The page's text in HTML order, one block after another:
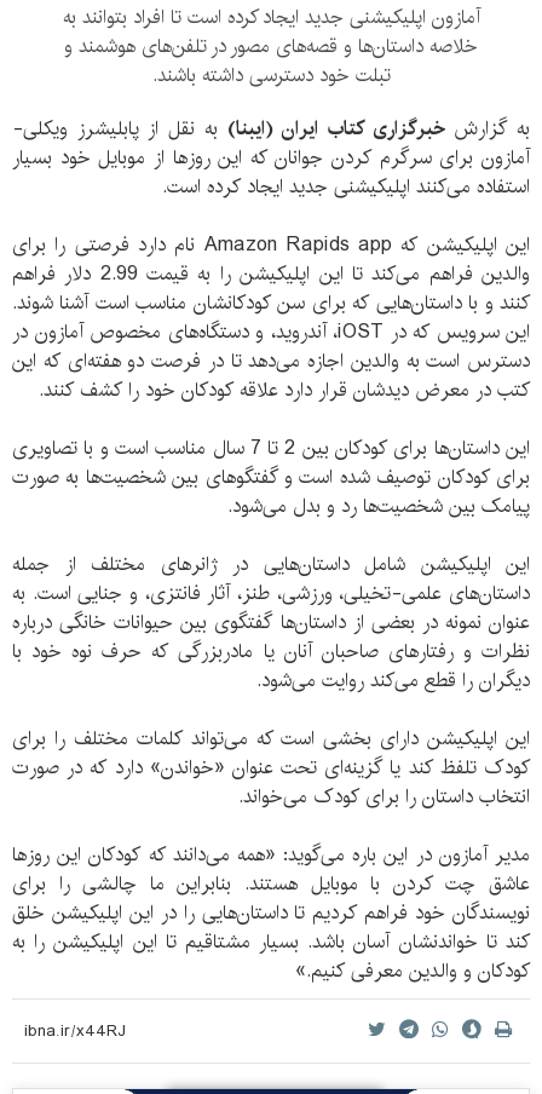
آمازون اپلیکیشنی جدید ایجاد کرده است تا افراد بتوانند به
خلاصه داستان‌ها و قصه‌های مصور در تلفن‌های هوشمند و
تبلت خود دسترسی داشته باشند.
به گزارشخبرگزاری کتاب ایران (ایبنا) به نقل از پابلیشرز ویکلی-
آمازون برای سرگرم کردن جوانان که این روزها از موبایل خود بسیار
استفاده می‌کنند اپلیکیشنی جدید ایجاد کرده است.
این اپلیکیشن که Amazon Rapids app نام دارد فرصتی را برای
والدین فراهم می‌کند تا این اپلیکیشن را به قیمت 2.99 دلار فراهم
کنند و با داستان‌هایی که برای سن کودکانشان مناسب است آشنا شوند.
این سرویس که در iOST، آندروید، و دستگاه‌های مخصوص آمازون در
دسترس است به والدین اجازه می‌دهد تا در فرصت دو هفته‌ای که این
کتب در معرض دیدشان قرار دارد علاقه کودکان خود را کشف کنند.
این داستان‌ها برای کودکان بین 2 تا 7 سال مناسب است و با تصاویری
برای کودکان توصیف شده است و گفتگوهای بین شخصیت‌ها به صورت
پیامک بین شخصیت‌ها رد و بدل می‌شود.
این اپلیکیشن شامل داستان‌هایی در ژانرهای مختلف از جمله
داستان‌های علمی-تخیلی، ورزشی، طنز، آثار فانتزی، و جنایی است. به
عنوان نمونه در بعضی از داستان‌ها گفتگوی بین حیوانات خانگی درباره
نظرات و رفتارهای صاحبان آنان یا مادربزرگی که حرف نوه خود با
دیگران را قطع می‌کند روایت می‌شود.
این اپلیکیشن دارای بخشی است که می‌تواند کلمات مختلف را برای
کودک تلفظ کند یا گزینه‌ای تحت عنوان «خواندن» دارد که در صورت
انتخاب داستان را برای کودک می‌خواند.
مدیر آمازون در این باره می‌گوید: «همه می‌دانند که کودکان این روزها
عاشق چت کردن با موبایل هستند. بنابراین ما چالشی را برای
نویسندگان خود فراهم کردیم تا داستان‌هایی را در این اپلیکیشن خلق
کند تا خواندنشان آسان باشد. بسیار مشتاقیم تا این اپلیکیشن را به
کودکان و والدین معرفی کنیم.»